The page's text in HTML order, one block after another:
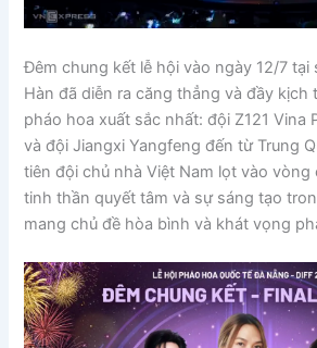
Đêm chung kết lễ hội vào ngày 12/7 tại
Hàn đã diễn ra căng thẳng và đầy kịch
pháo hoa xuất sắc nhất: đội Z121 Vina
và đội Jiangxi Yangfeng đến từ Trung
tiên đội chủ nhà Việt Nam lọt vào vòng
tinh thần quyết tâm và sự sáng tạo
mang chủ đề hòa bình và khát vọng